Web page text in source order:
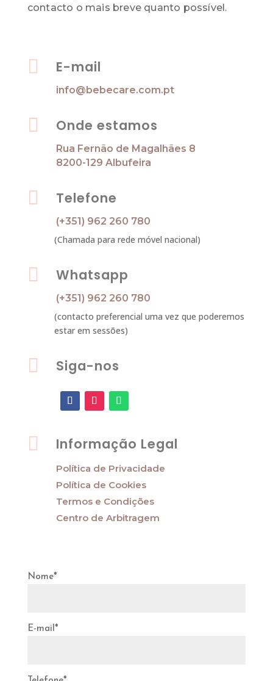
contacto o mais breve quanto possível.
 E-mail
info@bebecare.com.pt
 Onde estamos
Rua Fernão de Magalhães 8
8200-129 Albufeira
 Telefone
(+351) 962 260 780
(Chamada para rede móvel nacional)
 Whatsapp
(+351) 962 260 780
(contacto preferencial uma vez que poderemos
estar em sessões)
 Siga-nos
 Informação Legal
Política de Privacidade
Política de Cookies
Termos e Condições
Centro de Arbitragem
Nome*
E-mail*